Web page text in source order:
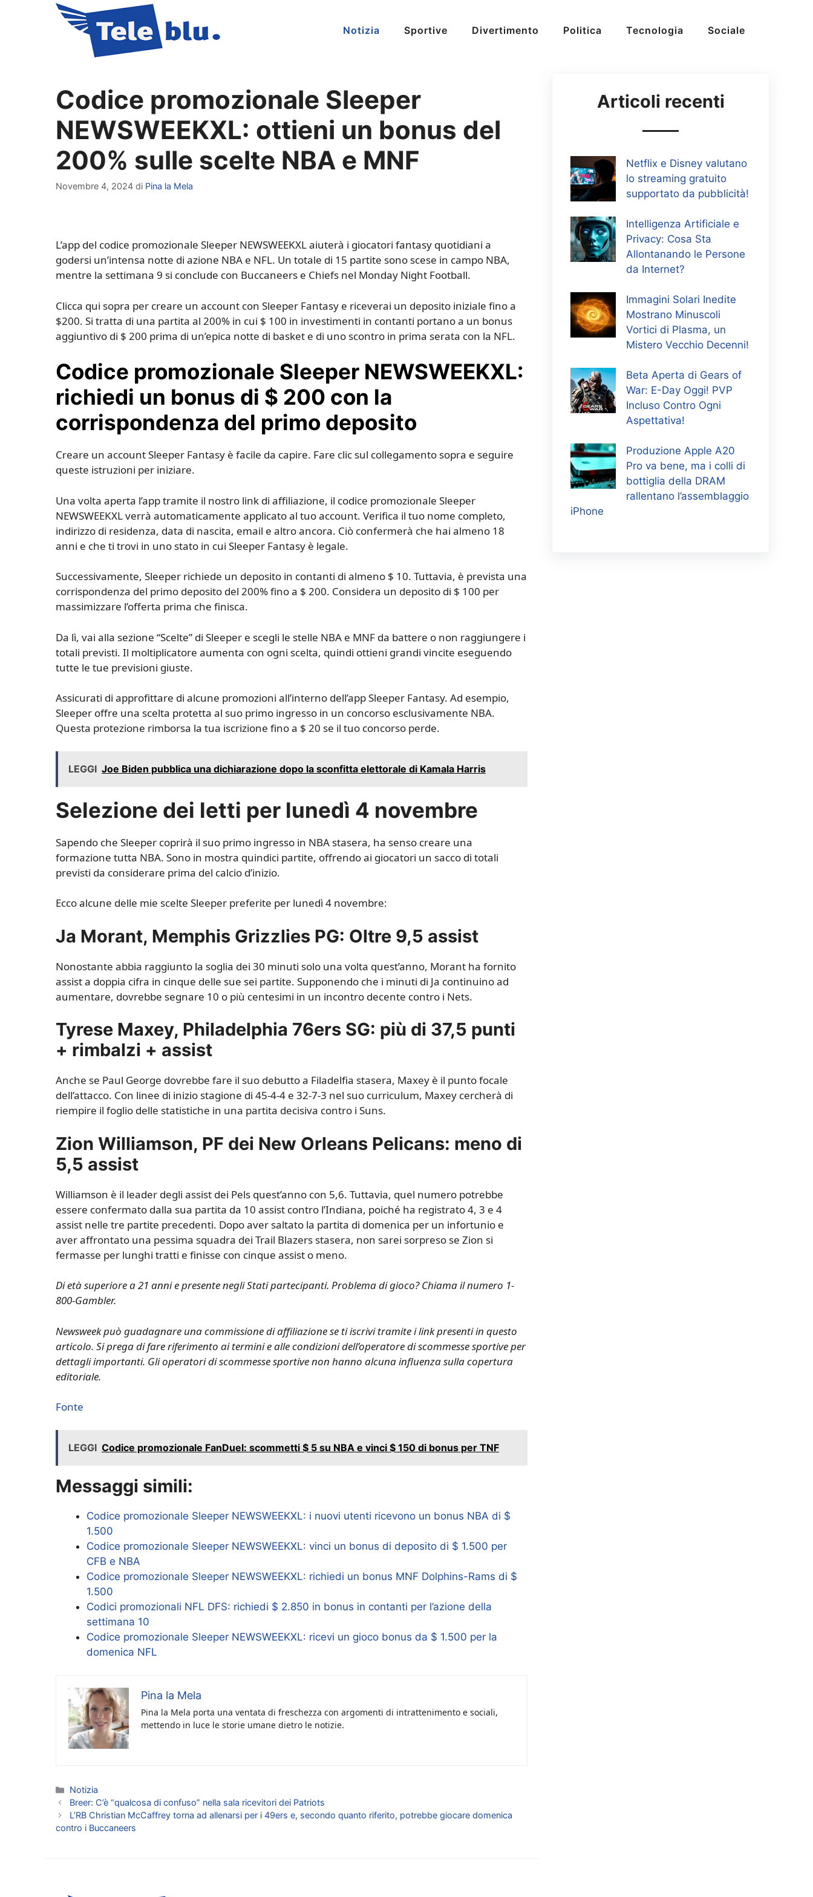
Notizia Sportive Divertimento Politica Tecnologia Sociale
Codice promozionale Sleeper
NEWSWEEKXL: ottieni un bonus del
200% sulle scelte NBA e MNF
Novembre 4, 2024 di Pina la Mela
L’app del codice promozionale Sleeper NEWSWEEKXL aiuterà i giocatori fantasy quotidiani a
godersi un’intensa notte di azione NBA e NFL. Un totale di 15 partite sono scese in campo NBA,
mentre la settimana 9 si conclude con Buccaneers e Chiefs nel Monday Night Football.
Clicca qui sopra per creare un account con Sleeper Fantasy e riceverai un deposito iniziale fino a
$200. Si tratta di una partita al 200% in cui $ 100 in investimenti in contanti portano a un bonus
aggiuntivo di $ 200 prima di un’epica notte di basket e di uno scontro in prima serata con la NFL.
Codice promozionale Sleeper NEWSWEEKXL:
richiedi un bonus di $ 200 con la
corrispondenza del primo deposito
Creare un account Sleeper Fantasy è facile da capire. Fare clic sul collegamento sopra e seguire
queste istruzioni per iniziare.
Una volta aperta l’app tramite il nostro link di affiliazione, il codice promozionale Sleeper
NEWSWEEKXL verrà automaticamente applicato al tuo account. Verifica il tuo nome completo,
indirizzo di residenza, data di nascita, email e altro ancora. Ciò confermerà che hai almeno 18
anni e che ti trovi in ​​uno stato in cui Sleeper Fantasy è legale.
Successivamente, Sleeper richiede un deposito in contanti di almeno $ 10. Tuttavia, è prevista una
corrispondenza del primo deposito del 200% fino a $ 200. Considera un deposito di $ 100 per
massimizzare l’offerta prima che finisca.
Da lì, vai alla sezione “Scelte” di Sleeper e scegli le stelle NBA e MNF da battere o non raggiungere i
totali previsti. Il moltiplicatore aumenta con ogni scelta, quindi ottieni grandi vincite eseguendo
tutte le tue previsioni giuste.
Assicurati di approfittare di alcune promozioni all’interno dell’app Sleeper Fantasy. Ad esempio,
Sleeper offre una scelta protetta al suo primo ingresso in un concorso esclusivamente NBA.
Questa protezione rimborsa la tua iscrizione fino a $ 20 se il tuo concorso perde.
LEGGI Joe Biden pubblica una dichiarazione dopo la sconfitta elettorale di Kamala Harris
Selezione dei letti per lunedì 4 novembre
Sapendo che Sleeper coprirà il suo primo ingresso in NBA stasera, ha senso creare una
formazione tutta NBA. Sono in mostra quindici partite, offrendo ai giocatori un sacco di totali
previsti da considerare prima del calcio d’inizio.
Ecco alcune delle mie scelte Sleeper preferite per lunedì 4 novembre:
Ja Morant, Memphis Grizzlies PG: Oltre 9,5 assist
Nonostante abbia raggiunto la soglia dei 30 minuti solo una volta quest’anno, Morant ha fornito
assist a doppia cifra in cinque delle sue sei partite. Supponendo che i minuti di Ja continuino ad
aumentare, dovrebbe segnare 10 o più centesimi in un incontro decente contro i Nets.
Tyrese Maxey, Philadelphia 76ers SG: più di 37,5 punti
+ rimbalzi + assist
Anche se Paul George dovrebbe fare il suo debutto a Filadelfia stasera, Maxey è il punto focale
dell’attacco. Con linee di inizio stagione di 45-4-4 e 32-7-3 nel suo curriculum, Maxey cercherà di
riempire il foglio delle statistiche in una partita decisiva contro i Suns.
Zion Williamson, PF dei New Orleans Pelicans: meno di
5,5 assist
Williamson è il leader degli assist dei Pels quest’anno con 5,6. Tuttavia, quel numero potrebbe
essere confermato dalla sua partita da 10 assist contro l’Indiana, poiché ha registrato 4, 3 e 4
assist nelle tre partite precedenti. Dopo aver saltato la partita di domenica per un infortunio e
aver affrontato una pessima squadra dei Trail Blazers stasera, non sarei sorpreso se Zion si
fermasse per lunghi tratti e finisse con cinque assist o meno.
Di età superiore a 21 anni e presente negli Stati partecipanti. Problema di gioco? Chiama il numero 1-
800-Gambler.
Newsweek può guadagnare una commissione di affiliazione se ti iscrivi tramite i link presenti in questo
articolo. Si prega di fare riferimento ai termini e alle condizioni dell’operatore di scommesse sportive per
dettagli importanti. Gli operatori di scommesse sportive non hanno alcuna influenza sulla copertura
editoriale.
Fonte
LEGGI Codice promozionale FanDuel: scommetti $ 5 su NBA e vinci $ 150 di bonus per TNF
Messaggi simili:
Codice promozionale Sleeper NEWSWEEKXL: i nuovi utenti ricevono un bonus NBA di $
1.500
Codice promozionale Sleeper NEWSWEEKXL: vinci un bonus di deposito di $ 1.500 per
CFB e NBA
Codice promozionale Sleeper NEWSWEEKXL: richiedi un bonus MNF Dolphins-Rams di $
1.500
Codici promozionali NFL DFS: richiedi $ 2.850 in bonus in contanti per l’azione della
settimana 10
Codice promozionale Sleeper NEWSWEEKXL: ricevi un gioco bonus da $ 1.500 per la
domenica NFL
Pina la Mela
Pina la Mela porta una ventata di freschezza con argomenti di intrattenimento e sociali,
mettendo in luce le storie umane dietro le notizie.
Categorie
Notizia
Breer: C’è “qualcosa di confuso” nella sala ricevitori dei Patriots
L’RB Christian McCaffrey torna ad allenarsi per i 49ers e, secondo quanto riferito, potrebbe giocare domenica
contro i Buccaneers
Articoli recenti
Netflix e Disney valutano
lo streaming gratuito
supportato da pubblicità!
Intelligenza Artificiale e
Privacy: Cosa Sta
Allontanando le Persone
da Internet?
Immagini Solari Inedite
Mostrano Minuscoli
Vortici di Plasma, un
Mistero Vecchio Decenni!
Beta Aperta di Gears of
War: E-Day Oggi! PVP
Incluso Contro Ogni
Aspettativa!
Produzione Apple A20
Pro va bene, ma i colli di
bottiglia della DRAM
rallentano l’assemblaggio
iPhone